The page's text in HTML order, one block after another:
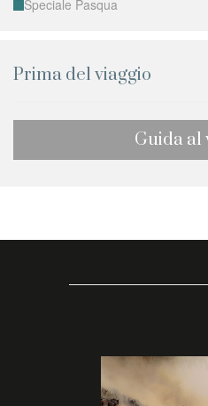
Speciale Pasqua
Prima del viaggio
Guida al